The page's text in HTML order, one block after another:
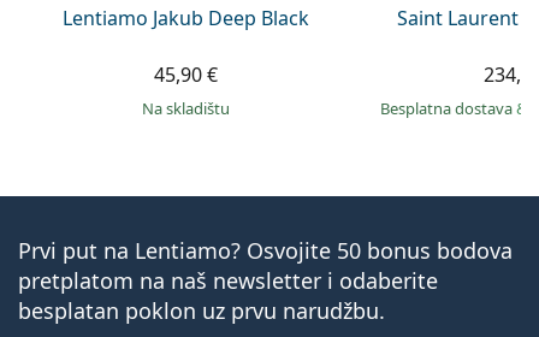
Lentiamo Jakub Deep Black
45,90 €
na skladištu
Saint Laurent
Besplatna dostava&
Prvi put na Lentiamo? Osvojite 50 bonus bodova
pretplatom na naš newsletter i odaberite
besplatan poklon uz prvu narudžbu.